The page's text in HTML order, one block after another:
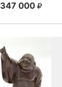
347 000